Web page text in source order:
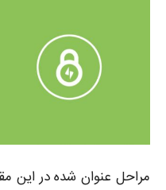
مراحل عنوان شده در این